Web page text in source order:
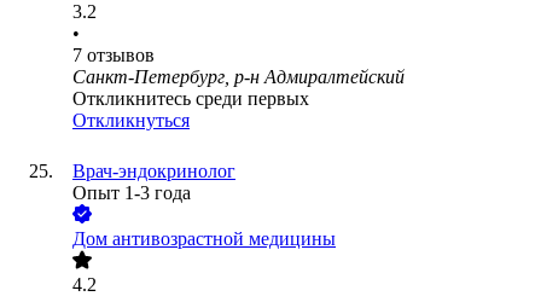
3.2
•
7 отзывов
Санкт-Петербург, р-н Адмиралтейский
Откликнитесь среди первых
Откликнуться
Врач-эндокринолог
Опыт 1-3 года
Дом антивозрастной медицины
4.2